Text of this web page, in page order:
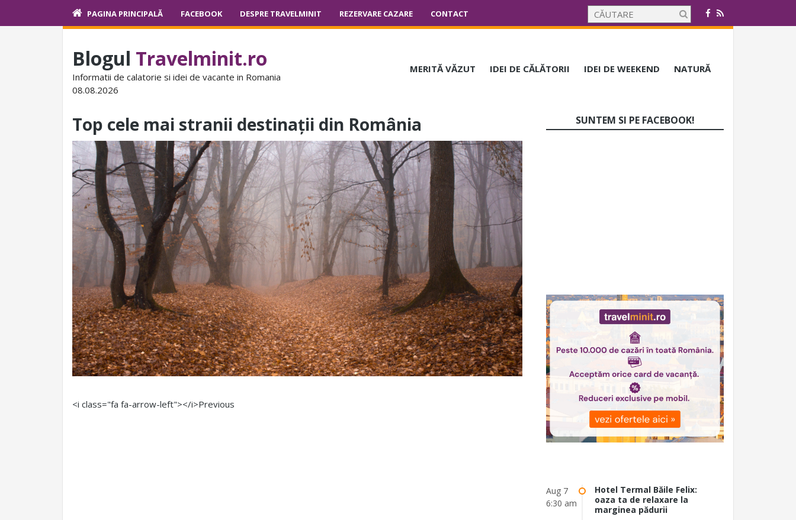
PAGINA PRINCIPALĂ FACEBOOK DESPRE TRAVELMINIT REZERVARE CAZARE CONTACT
Blogul Travelminit.ro
Informatii de calatorie si idei de vacante in Romania
08.08.2026
MERITĂ VĂZUT IDEI DE CĂLĂTORII IDEI DE WEEKEND NATURĂ
Top cele mai stranii destinații din România
<i class="fa fa-arrow-left"></i>Previous
SUNTEM SI PE FACEBOOK!
Aug 7
6:30 am
Hotel Termal Băile Felix:
oaza ta de relaxare la
marginea pădurii